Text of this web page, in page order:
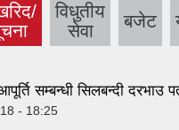
विधुतीय
सेवा
बजेट
सम्बन्धी सिलबन्दी दरभाउ
- 18:25